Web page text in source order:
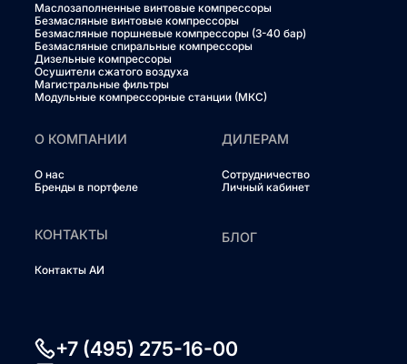
Маслозаполненные винтовые компрессоры
Безмасляные винтовые компрессоры
Безмасляные поршневые компрессоры (3-40 бар)
Безмасляные спиральные компрессоры
Дизельные компрессоры
Осушители сжатого воздуха
Магистральные фильтры
Модульные компрессорные станции (МКС)
О КОМПАНИИ
О нас
Бренды в портфеле
ДИЛЕРАМ
Сотрудничество
Личный кабинет
КОНТАКТЫ
Контакты АИ
БЛОГ
+7 (495) 275-16-00